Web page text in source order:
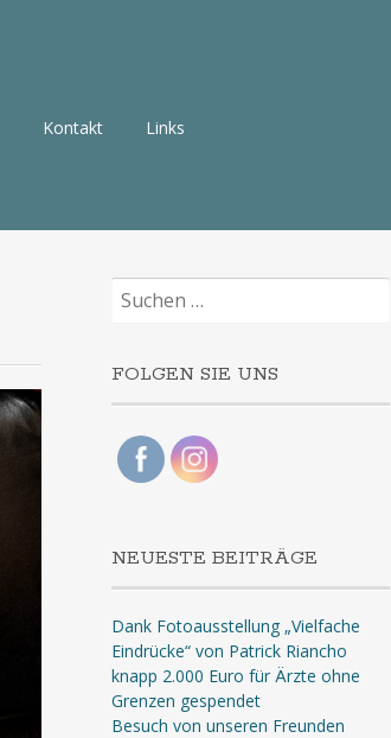
Kontakt Links
Suchen
nach:
FOLGEN SIE UNS
NEUESTE BEITRÄGE
Dank Fotoausstellung „Vielfache
Eindrücke“ von Patrick Riancho
knapp 2.000 Euro für Ärzte ohne
Grenzen gespendet
Besuch von unseren Freunden